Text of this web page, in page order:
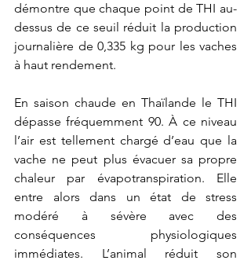
démontre que chaque point de THI au-
dessus de ce seuil réduit la production
journalière de 0,335 kg pour les vaches
à haut rendement.
En saison chaude en Thaïlande le THI
dépasse fréquemment 90. À ce niveau
l’air est tellement chargé d’eau que la
vache ne peut plus évacuer sa propre
chaleur par évapotranspiration. Elle
entre alors dans un état de stress
modéré à sévère avec des
conséquences physiologiques
immédiates. L’animal réduit son